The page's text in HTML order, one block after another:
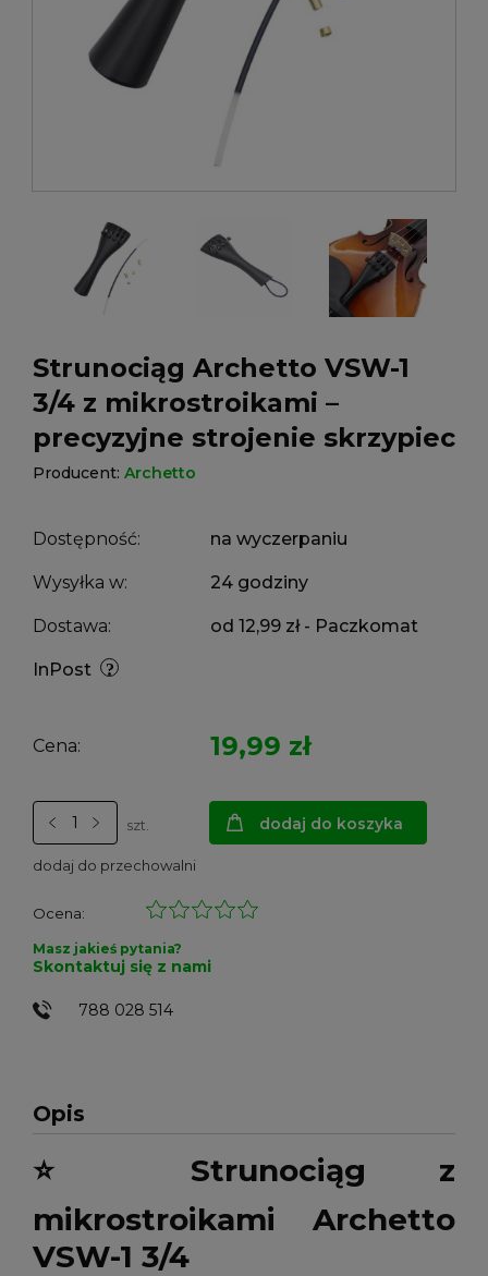
Strunociąg Archetto VSW-1
3/4 z mikrostroikami –
precyzyjne strojenie skrzypiec
Producent: Archetto
Dostępność: na wyczerpaniu
Wysyłka w: 24 godziny
Dostawa: od 12,99 zł - Paczkomat
InPost
Cena: 19,99 zł
szt. dodaj do koszyka
dodaj do przechowalni
Ocena:
Masz jakieś pytania?
Skontaktuj się z nami
788 028 514
Opis
⭐Strunociąg z
mikrostroikami Archetto
VSW-1 3/4